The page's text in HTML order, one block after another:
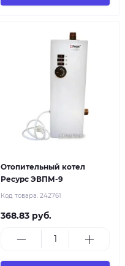
Отопительный котел
Ресурс ЭВПМ-9
Код товара: 242761
368.83 руб.